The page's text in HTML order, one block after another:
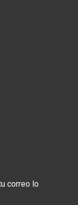
correo lo